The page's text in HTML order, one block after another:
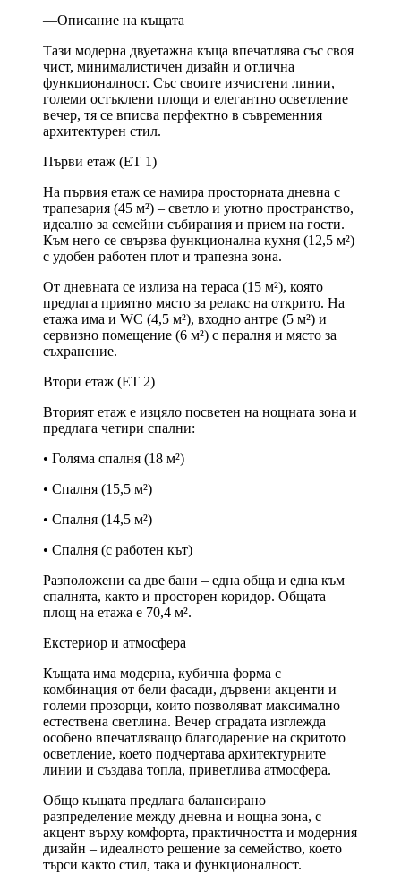
—Описание на къщата
Тази модерна двуетажна къща впечатлява със своя
чист, минималистичен дизайн и отлична
функционалност. Със своите изчистени линии,
големи остъклени площи и елегантно осветление
вечер, тя се вписва перфектно в съвременния
архитектурен стил.
Първи етаж (ЕТ 1)
На първия етаж се намира просторната дневна с
трапезария (45 м²) – светло и уютно пространство,
идеално за семейни събирания и прием на гости.
Към него се свързва функционална кухня (12,5 м²)
с удобен работен плот и трапезна зона.
От дневната се излиза на тераса (15 м²), която
предлага приятно място за релакс на открито. На
етажа има и WC (4,5 м²), входно антре (5 м²) и
сервизно помещение (6 м²) с пералня и място за
съхранение.
Втори етаж (ЕТ 2)
Вторият етаж е изцяло посветен на нощната зона и
предлага четири спални:
• Голяма спалня (18 м²)
• Спалня (15,5 м²)
• Спалня (14,5 м²)
• Спалня (с работен кът)
Разположени са две бани – една обща и една към
спалнята, както и просторен коридор. Общата
площ на етажа е 70,4 м².
Екстериор и атмосфера
Къщата има модерна, кубична форма с
комбинация от бели фасади, дървени акценти и
големи прозорци, които позволяват максимално
естествена светлина. Вечер сградата изглежда
особено впечатляващо благодарение на скритото
осветление, което подчертава архитектурните
линии и създава топла, приветлива атмосфера.
Общо къщата предлага балансирано
разпределение между дневна и нощна зона, с
акцент върху комфорта, практичността и модерния
дизайн – идеалното решение за семейство, което
търси както стил, така и функционалност.